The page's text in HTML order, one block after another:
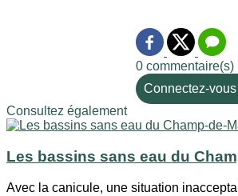
0 commentaire(s)
Connectez-
Consultez également
Les bassins sans eau du
Avec la canicule, une situation